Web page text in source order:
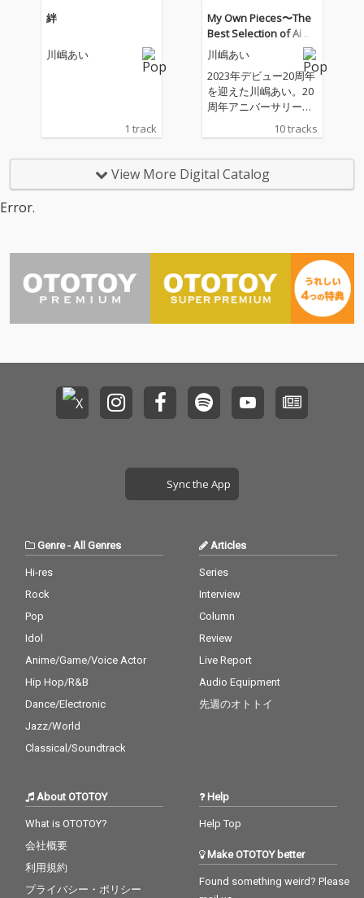
絆
川嶋あい
1 track
My Own Pieces〜The
Best Selection of Ai Ka
washima〜Disc3
川嶋あい
2023年デビュー20周年
を迎えた川嶋あい。20
周年アニバーサリー企
画としてはこれまで、I
WiSHが18年ぶりの復
チャーチライブの開
催、路上ライブ活動時
ルバムからもセレクト
された待望のシャッフ
ルベストアルバムをリ
リース。懐かしの曲だ
けでなく、新曲も収
10 tracks
View More Digital Catalog
Error.
Sync the App
Genre- All Genres
Hi-res
Rock
Pop
Idol
Anime/Game/Voice Actor
Hip Hop/R&B
Dance/Electronic
Jazz/World
Classical/Soundtrack
Articles
Series
Interview
Column
Review
Live Report
Audio Equipment
先週のオトトイ
About OTOTOY
What is OTOTOY?
会社概要
利用規約
プライバシー・ポリシー
Help
Help Top
Make OTOTOY better
Found something weird? Please